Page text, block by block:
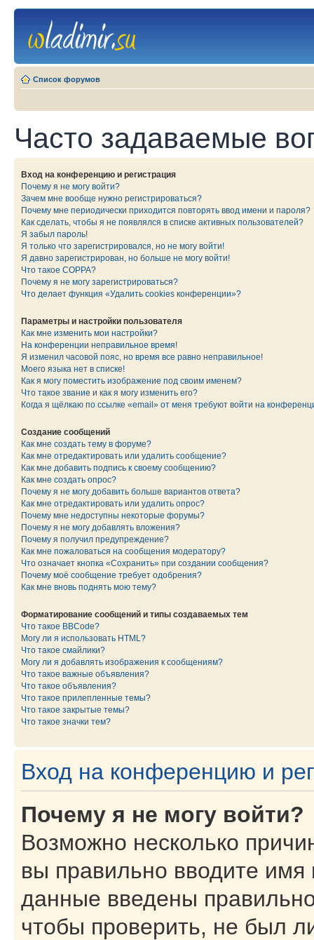
Список форумов
Часто задаваемые
Вход на конференцию и регистрация
Почему я не могу войти?
Зачем мне вообще нужно регистрироваться?
Почему мне периодически приходится повторять ввод имени и пароля?
Как сделать, чтобы я не появлялся в списке активных пользователей?
Я забыл пароль!
Я только что зарегистрировался, но не могу войти!
Я давно зарегистрирован, но больше не могу войти!
Что такое COPPA?
Почему я не могу зарегистрироваться?
Что делает функция «Удалить cookies конференции»?
Параметры и настройки пользователя
Как мне изменить мои настройки?
На конференции неправильное время!
Я изменил часовой пояс, но время все равно неправильное!
Моего языка нет в списке!
Как я могу поместить изображение под своим именем?
Что такое звание и как я могу изменить его?
Когда я щёлкаю по ссылке «email» от меня требуют войти на
Создание сообщений
Как мне создать тему в форуме?
Как мне отредактировать или удалить сообщение?
Как мне добавить подпись к своему сообщению?
Как мне создать опрос?
Почему я не могу добавить больше вариантов ответа?
Как мне отредактировать или удалить опрос?
Почему мне недоступны некоторые форумы?
Почему я не могу добавлять вложения?
Почему я получил предупреждение?
Как мне пожаловаться на сообщения модератору?
Что означает кнопка «Сохранить» при создании сообщения?
Почему моё сообщение требует одобрения?
Как мне вновь поднять мою тему?
Форматирование сообщений и типы создаваемых тем
Что такое BBCode?
Могу ли я использовать HTML?
Что такое смайлики?
Могу ли я добавлять изображения к сообщениям?
Что такое важные объявления?
Что такое объявления?
Что такое прилепленные темы?
Что такое закрытые темы?
Что такое значки тем?
Вход на конференцию и
Почему я не могу войти?
Возможно несколько
вы правильно вводите имя
данные введены
чтобы проверить, не был